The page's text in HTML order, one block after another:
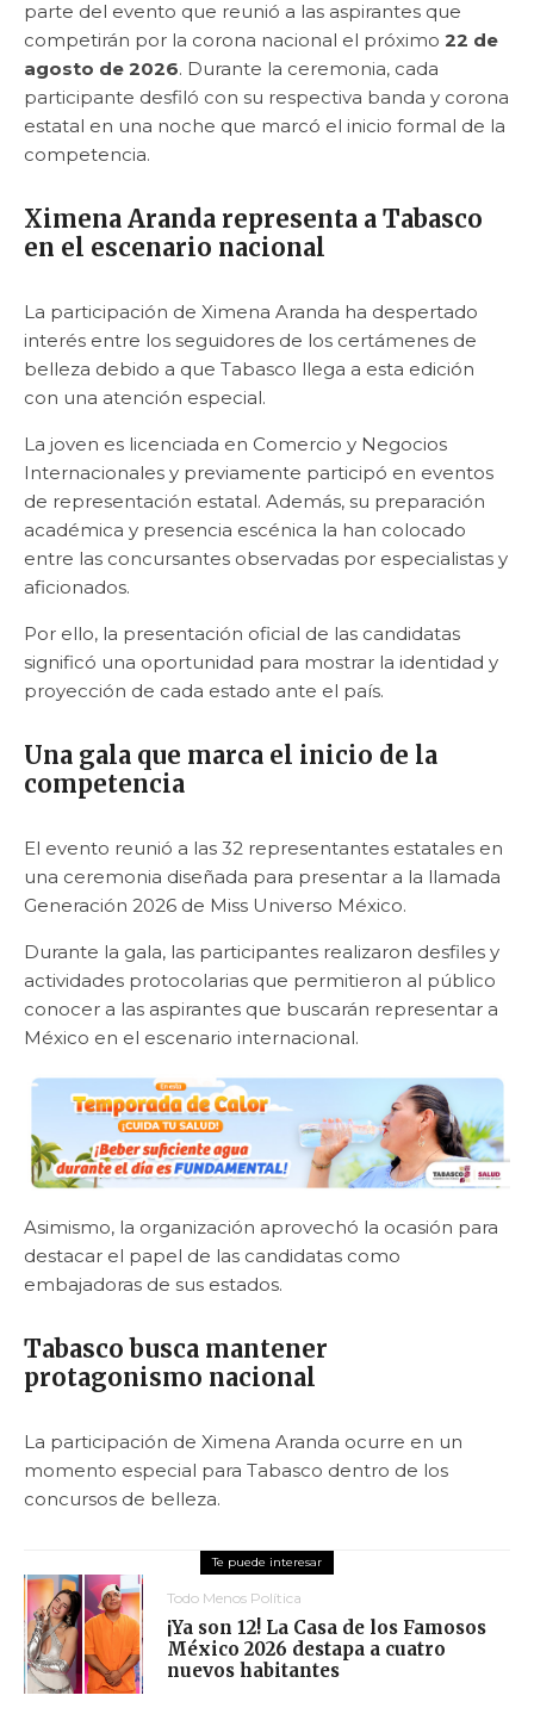
parte del evento que reunió a las aspirantes que
competirán por la corona nacional el próximo 22 de
agosto de 2026. Durante la ceremonia, cada
participante desfiló con su respectiva banda y corona
estatal en una noche que marcó el inicio formal de la
competencia.
Ximena Aranda representa a Tabasco
en el escenario nacional
La participación de Ximena Aranda ha despertado
interés entre los seguidores de los certámenes de
belleza debido a que Tabasco llega a esta edición
con una atención especial.
La joven es licenciada en Comercio y Negocios
Internacionales y previamente participó en eventos
de representación estatal. Además, su preparación
académica y presencia escénica la han colocado
entre las concursantes observadas por especialistas y
aficionados.
Por ello, la presentación oficial de las candidatas
significó una oportunidad para mostrar la identidad y
proyección de cada estado ante el país.
Una gala que marca el inicio de la
competencia
El evento reunió a las 32 representantes estatales en
una ceremonia diseñada para presentar a la llamada
Generación 2026 de Miss Universo México.
Durante la gala, las participantes realizaron desfiles y
actividades protocolarias que permitieron al público
conocer a las aspirantes que buscarán representar a
México en el escenario internacional.
Asimismo, la organización aprovechó la ocasión para
destacar el papel de las candidatas como
embajadoras de sus estados.
Tabasco busca mantener
protagonismo nacional
La participación de Ximena Aranda ocurre en un
momento especial para Tabasco dentro de los
concursos de belleza.
Todo Menos Política
¡Ya son 12! La Casa de los Famosos
México 2026 destapa a cuatro
nuevos habitantes